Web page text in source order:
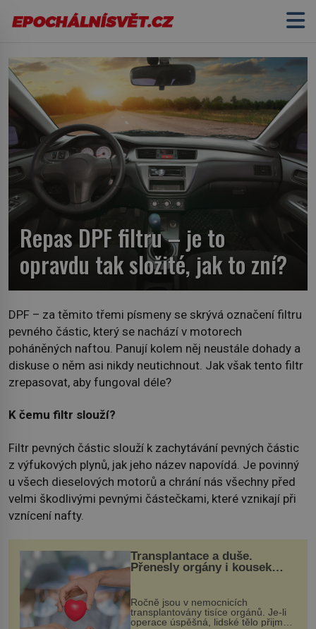
Repas DPF filtru – je to
opravdu tak složité, jak to zní?
DPF – za těmito třemi písmeny se skrývá označení filtru
pevného částic, který se nachází v motorech
poháněných naftou. Panují kolem něj neustále dohady a
diskuse o něm asi nikdy neutichnout. Jak však tento filtr
zrepasovat, aby fungoval déle?
K čemu filtr slouží?
Filtr pevných částic slouží k zachytávání pevných částic
z výfukových plynů, jak jeho název napovídá. Je povinný
u všech dieselových motorů a chrání nás všechny před
velmi škodlivými pevnými částečkami, které vznikají při
vznícení nafty.
Transplantace a duše.
Přenesly orgány i kousek
Ročně jsou v nemocnicích
transplantovány tisíce orgánů. Je-li
operace úspěšná, lidské tělo přijme